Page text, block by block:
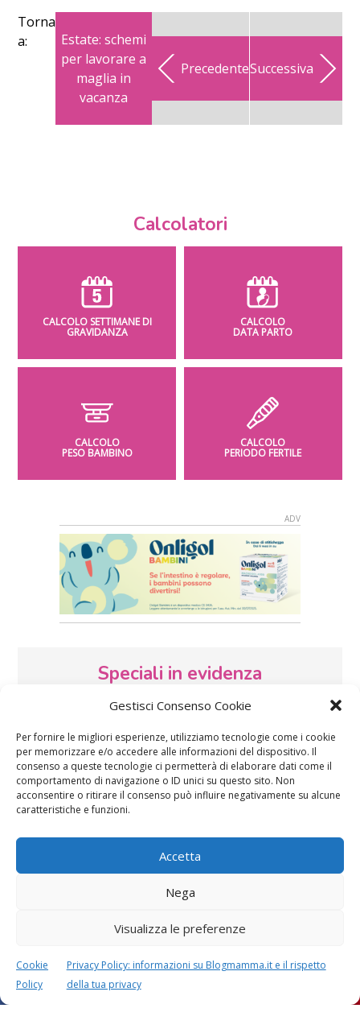
Gestisci Consenso Cookie
Per fornire le migliori esperienze, utilizziamo tecnologie come i cookie
per memorizzare e/o accedere alle informazioni del dispositivo. Il
consenso a queste tecnologie ci permetterà di elaborare dati come il
comportamento di navigazione o ID unici su questo sito. Non
acconsentire o ritirare il consenso può influire negativamente su alcune
caratteristiche e funzioni.
Accetta
Nega
Visualizza le preferenze
Cookie
Policy
Privacy Policy: informazioni su Blogmamma.it e il rispetto
della tua privacy
Torna
a:
Estate: schemi
per lavorare a
maglia in
vacanza
PrecedenteSuccessiva
Calcolatori
CALCOLO SETTIMANE DI
GRAVIDANZA
CALCOLO
DATA PARTO
CALCOLO
PESO BAMBINO
CALCOLO
PERIODO FERTILE
Speciali in evidenza
Vaccini
lavoretti, biglietti
d’auguri, filastrocche
gravidanza